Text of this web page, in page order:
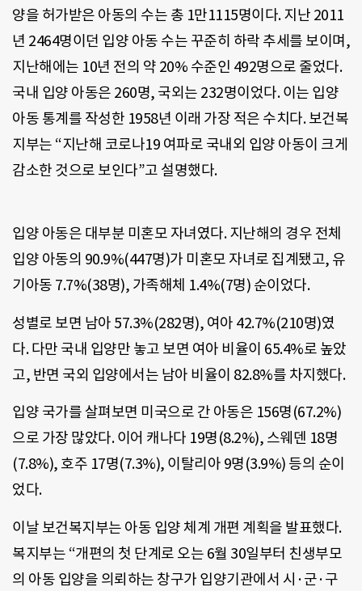
양을 허가받은 아동의 수는 총 1만1115명이다. 지난 2011
년 2464명이던 입양 아동 수는 꾸준히 하락 추세를 보이며,
지난해에는 10년 전의 약 20% 수준인 492명으로 줄었다.
국내 입양 아동은 260명, 국외는 232명이었다. 이는 입양
아동 통계를 작성한 1958년 이래 가장 적은 수치다. 보건복
지부는 “지난해 코로나19 여파로 국내외 입양 아동이 크게
감소한 것으로 보인다”고 설명했다.
입양 아동은 대부분 미혼모 자녀였다. 지난해의 경우 전체
입양 아동의 90.9%(447명)가 미혼모 자녀로 집계됐고, 유
기아동 7.7%(38명), 가족해체 1.4%(7명) 순이었다.
성별로 보면 남아 57.3%(282명), 여아 42.7%(210명)였
다. 다만 국내 입양만 놓고 보면 여아 비율이 65.4%로 높았
고, 반면 국외 입양에서는 남아 비율이 82.8%를 차지했다.
입양 국가를 살펴보면 미국으로 간 아동은 156명(67.2%)
으로 가장 많았다. 이어 캐나다 19명(8.2%), 스웨덴 18명
(7.8%), 호주 17명(7.3%), 이탈리아 9명(3.9%) 등의 순이
었다.
이날 보건복지부는 아동 입양 체계 개편 계획을 발표했다.
복지부는 “개편의 첫 단계로 오는 6월 30일부터 친생부모
의 아동 입양을 의뢰하는 창구가 입양기관에서 시·군·구